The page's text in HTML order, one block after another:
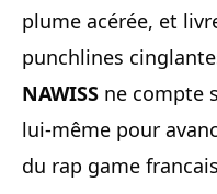
plume acérée, et
punchlines
NAWISS ne compte
lui-même pour
du rap game